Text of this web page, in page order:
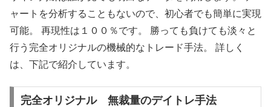
ャートを分析することもないので、初心者でも簡単に実現
可能。 再現性は１００％です。 勝っても負けても淡々と
行う完全オリジナルの機械的なトレード手法。 詳しく
は、下記で紹介しています。
完全オリジナル 無裁量のデイトレ手法